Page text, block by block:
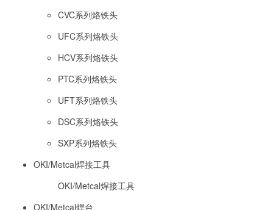
CVC系列烙铁头
UFC系列烙铁头
HCV系列烙铁头
PTC系列烙铁头
UFT系列烙铁头
DSC系列烙铁头
SXP系列烙铁头
OKI/Metcal焊接工具
OKI/Metcal焊接工具
OKI/Metcal焊台